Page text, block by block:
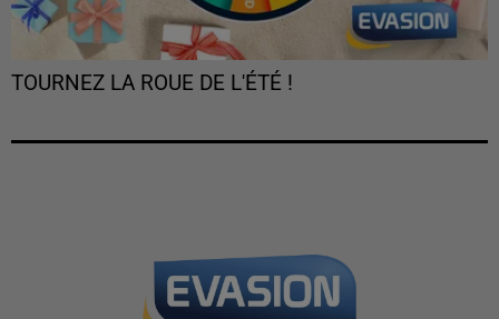
TOURNEZ LA ROUE DE L'ÉTÉ !